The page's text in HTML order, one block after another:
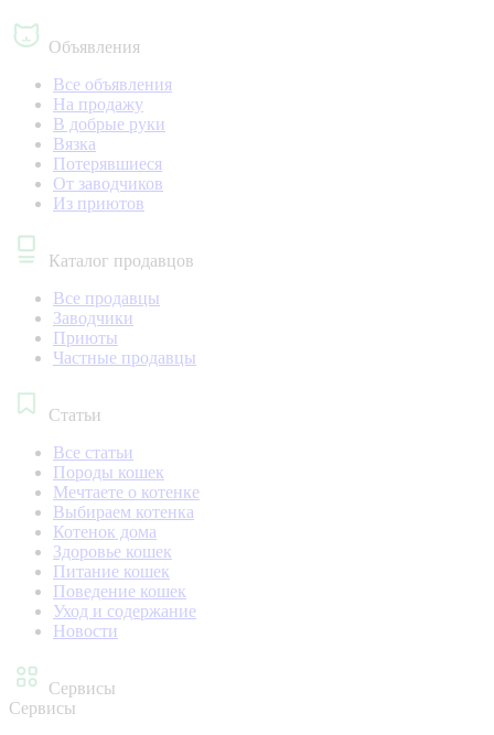
Объявления
Все объявления
На продажу
В добрые руки
Вязка
Потерявшиеся
От заводчиков
Из приютов
Каталог продавцов
Все продавцы
Заводчики
Приюты
Частные продавцы
Статьи
Все статьи
Породы кошек
Мечтаете о котенке
Выбираем котенка
Котенок дома
Здоровье кошек
Питание кошек
Поведение кошек
Уход и содержание
Новости
Сервисы
Сервисы